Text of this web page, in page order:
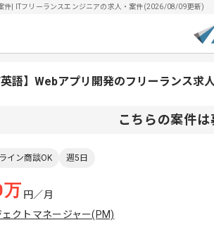
件| ITフリーランスエンジニアの求人・案件(2026/08/09更新)
英語】Webアプリ開発のフリーランス求
こちらの案件
イン商談OK 週5日
万 円／月
ェクトマネージャー(PM)